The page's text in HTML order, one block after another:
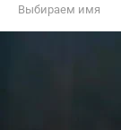
Выбираем имя